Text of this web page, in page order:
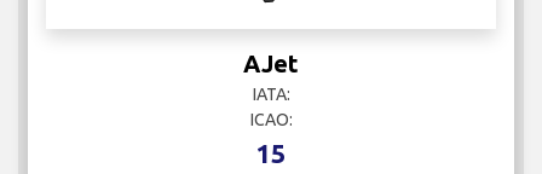
AJet
IATA:
ICAO:
15